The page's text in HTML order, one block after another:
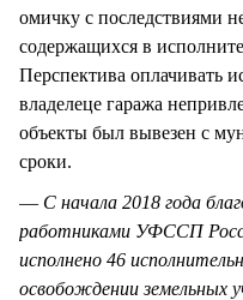
омичку с последствиями
содержащихся в
Перспектива оплачивать
владелеце гаража
объекты был вывезен с
сроки.
— С начала 2018 года
работниками УФССП
исполнено 46
освобождении земельных